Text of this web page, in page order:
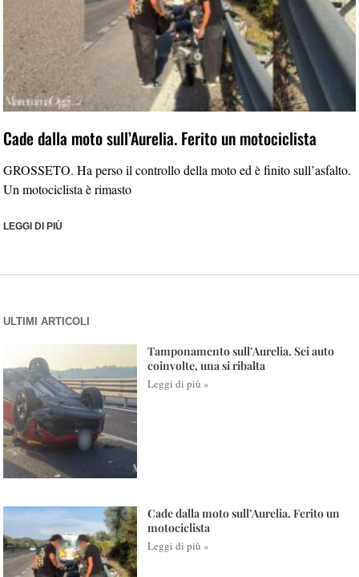
Cade dalla moto sull’Aurelia. Ferito un motociclista
GROSSETO. Ha perso il controllo della moto ed è finito sull’asfalto.
Un motociclista è rimasto
LEGGI DI PIÙ
ULTIMI ARTICOLI
Tamponamento sull’Aurelia. Sei auto
coinvolte, una si ribalta
Leggi di più »
Cade dalla moto sull’Aurelia. Ferito un
motociclista
Leggi di più »